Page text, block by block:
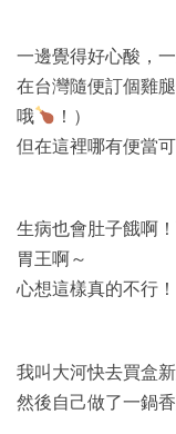
一邊覺得好心酸，
在台灣隨便訂個雞
哦
！）
但在這裡哪有便當
生病也會肚子餓啊
胃王啊～
心想這樣真的不行
我叫大河快去買盒
然後自己做了一鍋